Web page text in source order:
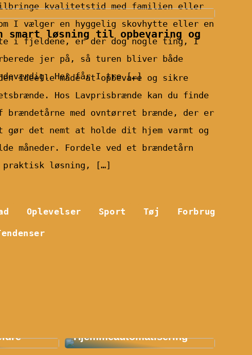
kvalitetstid med familien eller
om I vælger en hyggelig skovhytte eller en
i fjeldene, er der dog nogle ting, I
jer på, så turen bliver både
Her får I tre […]
smart løsning til opbevaring og
ideelle måde at opbevare og sikre
Hos Lavprisbrænde kan du finde
med ovntørret brænde, der er
det nemt at holde dit hjem varmt og
måneder. Fordele ved et brændetårn
praktisk løsning, […]
Oplevelser Sport Tøj Forbrug
Hjemmeautomatisering